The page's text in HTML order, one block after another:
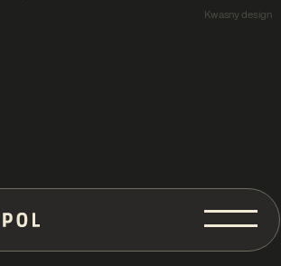
Kwasny design